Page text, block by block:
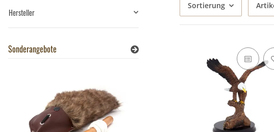
Sortierung
Hersteller
Sonderangebote